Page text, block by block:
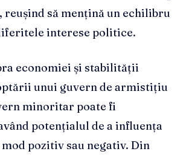
reușind să mențină un echilibru
interese politice.
economiei și stabilității
unui guvern de armistițiu
minoritar poate fi
potențialul de a influența
pozitiv sau negativ. Din